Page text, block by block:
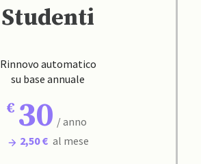
Studenti
Rinnovo automatico
su base annuale
30 / anno
2,50 € al mese